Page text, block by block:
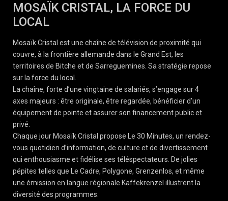
MOSAÏK CRISTAL, LA FORCE DU
LOCAL
Mosaïk Cristal est une chaîne de télévision de proximité qui
couvre, à la frontière allemande dans le Grand Est, les
territoires de Bitche et de Sarreguemines. Sa stratégie repose
sur la force du local.
La chaîne, forte d’une vingtaine de salariés, s’engage sur 4
axes majeurs : être originale, être regardée, bénéficier d’un
équipement de pointe et assurer son financement public et
privé.
Chaque jour Mosaïk Cristal propose Le 30 Minutes, un rendez-
vous quotidien d’information, de culture et de divertissement
qui enthousiasme et fidélise ses téléspectateurs. De jolies
pépites telles que Le Cadre, Polygone, Grenzenlos, et même
une émission en langue régionale Kaffekrenzel illustrent la
diversité des programmes.